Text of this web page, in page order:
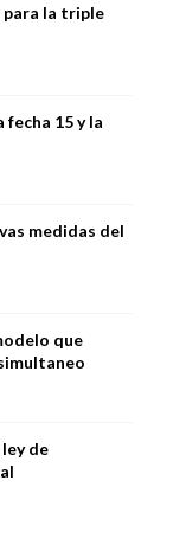
para la triple
15 y la
medidas del
que
de